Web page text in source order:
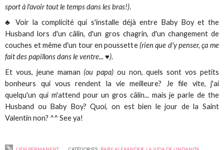
sport à l'avoir tout le temps dans les bras!).
♣ Voir la complicité qui s'installe déjà entre Baby Boy et the
Husband lors d'un câlin, d'un gros chagrin, d'un changement de
couches et même d'un tour en poussette (rien que d'y penser, ça me
fait des papillons dans le ventre... ♥).
Et vous, jeune maman (ou papa) ou non, quels sont vos petits
bonheurs qui vous rendent la vie meilleure? Je file vite, j'ai
quelqu'un qui m'attend pour un gros câlin... mais je parle de the
Husband ou Baby Boy? Quoi, on est bien le jour de la Saint
Valentin non? ^^ See ya!